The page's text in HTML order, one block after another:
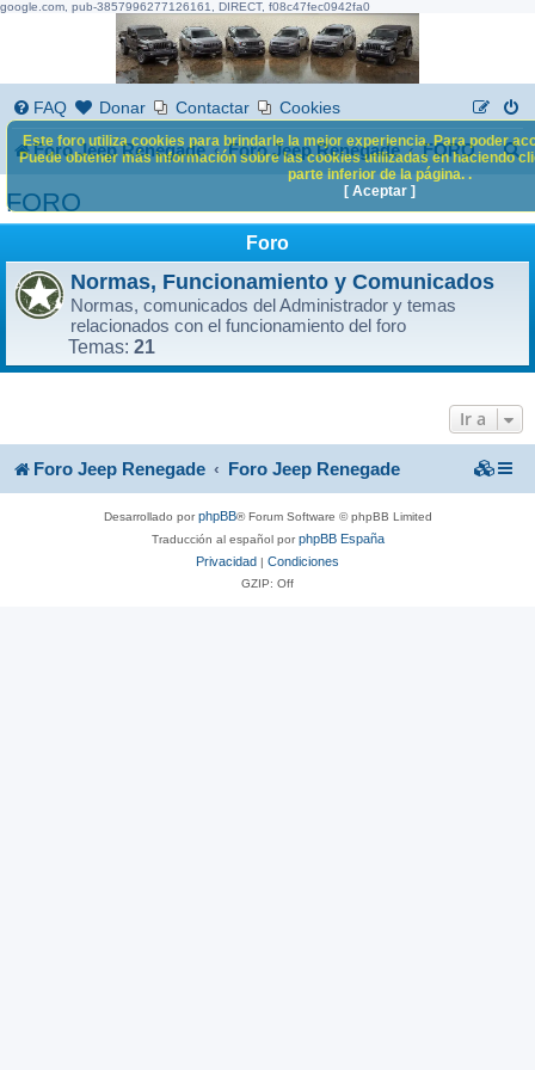
google.com, pub-3857996277126161, DIRECT, f08c47fec0942fa0
FAQ Donar Contactar Cookies
Foro Jeep Renegade Foro Jeep Renegade FORO
B
s
FORO
Foro
Normas, Funcionamiento y Comunicados
Normas, comunicados del Administrador y temas
relacionados con el funcionamiento del foro
Temas: 21
Ir a
Este foro utiliza cookies para brindarle la mejor experiencia. Para poder
Puede obtener más información sobre las cookies utilizadas en haciendo
parte inferior de la página. .
[ Aceptar ]
Foro Jeep Renegade Foro Jeep Renegade
Desarrollado porphpBB® Forum Software © phpBB Limited
Traducción al español porphpBB España
Privacidad | Condiciones
GZIP: Off